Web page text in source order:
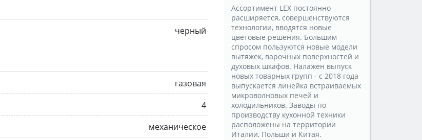
черный
газовая
4
механическое
Ассортимент LEX постоянно
расширяется, совершенствуются
технологии, вводятся новые
цветовые решения. Большим
спросом пользуются новые модели
вытяжек, варочных поверхностей и
духовых шкафов. Налажен выпуск
новых товарных групп - с 2018 года
выпускается линейка встраиваемых
микроволновых печей и
холодильников. Заводы по
производству кухонной техники
расположены на территории
Италии, Польши и Китая.